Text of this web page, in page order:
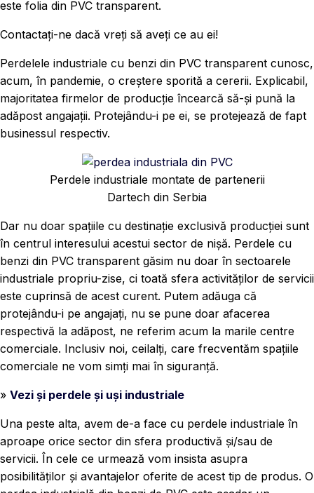
este folia din PVC transparent.
Contactați-ne dacă vreți să aveți ce au ei!
Perdelele industriale cu benzi din PVC transparent cunosc,
acum, în pandemie, o creștere sporită a cererii. Explicabil,
majoritatea firmelor de producție încearcă să-și pună la
adăpost angajații. Protejându-i pe ei, se protejează de fapt
businessul respectiv.
Perdele industriale montate de partenerii
Dartech din Serbia
Dar nu doar spațiile cu destinație exclusivă producției sunt
în centrul interesului acestui sector de nișă. Perdele cu
benzi din PVC transparent găsim nu doar în sectoarele
industriale propriu-zise, ci toată sfera activităților de servicii
este cuprinsă de acest curent. Putem adăuga că
protejându-i pe angajați, nu se pune doar afacerea
respectivă la adăpost, ne referim acum la marile centre
comerciale. Inclusiv noi, ceilalți, care frecventăm spațiile
comerciale ne vom simți mai în siguranță.
» Vezi și perdele și uși industriale
Una peste alta, avem de-a face cu perdele industriale în
aproape orice sector din sfera productivă și/sau de
servicii. În cele ce urmează vom insista asupra
posibilităților și avantajelor oferite de acest tip de produs. O